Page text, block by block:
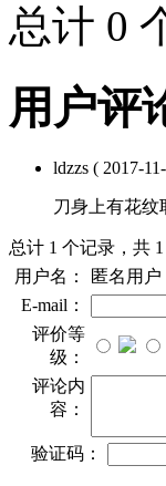
总计 0
用户评
ldzzs ( 2017-
刀身上有花纹
总计 1 个记录，共 1
用户名：
匿名用户
E-mail：
评价等
级：
评论内
容：
验证码：